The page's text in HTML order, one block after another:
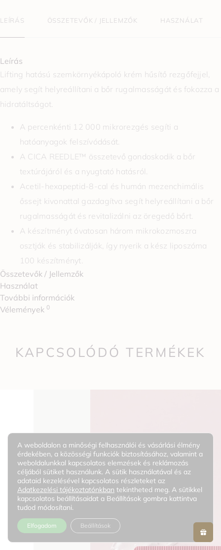
LEÍRÁS ÖSSZETEVŐK / JELLEMZŐK HASZNÁLAT
Leírás
Lifting hatású szemkörnyékápoló krém hűsítő rezgőfejjel,
amely segít helyreállítani a bőr rugalmasságát és fokozza a
hidratáltságot.
A percenkénti 12 000 mikrorezgés segíti a
hatóanyagok felszívódását.
A CICA REEDLE™ összetevő gondoskodik a bőr
textúrájáról és a nyugtató hatásról.
Acetil-hexapeptid-8-cal és humán mezenchimális
őssejt kivonattal gazdagítva segít helyreállítani a bőr
rugalmasságát és revitalizálni az öregedő bőrt.
A készítményt óvatosan három mikrokozmoszra
osztják és stabilizálják, így nyerik a kész liposzóma
100 készítményt.
Összetevők / Jellemzők
Használat
További információk
Vélemények 0
KAPCSOLÓDÓ TERMÉKEK
A weboldalon a minőségi felhasználói és vásárlási élmény
érdekében, a közösségi funkciók biztosításához, valamint a
weboldalunkkal kapcsolatos elemzések és reklámozás
céljából sütiket használunk. A sütik használatával és az
adataid kezelésével kapcsolatos részleteket az
Adatkezelési tájékoztatónkban tekintheted meg. A sütikkel
kapcsolatos beállításaidat a Beállítások gombra kattintva
tudod módosítani.
Elfogadom Beállítások